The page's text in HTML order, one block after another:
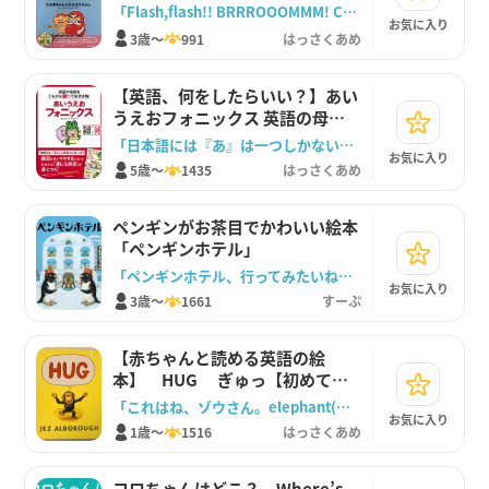
「Flash,flash!! BRRROOOMMM! CRASH!Bang!」
3歳～ 991 はっさくあめ
お気に入り
【英語、何をしたらいい？】あい
うえおフォニックス 英語の母音
をひらがな５つで完全攻略！【動
画でたのしく】
「日本語には『あ』は一つしかないけど、英語にはいろんな『あ』があるんだよ」
5歳～ 1435 はっさくあめ
お気に入り
ペンギンがお茶目でかわいい絵本
「ペンギンホテル」
「ペンギンホテル、行ってみたいね♪ 何番のお部屋にいたしますかー？」
3歳～ 1661 すーぷ
お気に入り
【赤ちゃんと読める英語の絵
本】 HUG ぎゅっ【初めての
英語絵本】
「これはね、ゾウさん。elephant(エレファント）だよ」
1歳～ 1516 はっさくあめ
お気に入り